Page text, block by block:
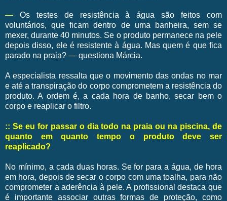
— Os testes de resistência à água são feitos com
voluntários, que ficam dentro de uma banheira, sem se
mexer, durante 40 minutos. Se o produto permanece na pele
depois disso, ele é resistente à água. Mas quem é que fica
parado na praia? — questiona Márcia.
A especialista ressalta que o movimento das ondas no mar
e até a transpiração do corpo comprometem a resistência do
produto. A ordem é, a cada hora de banho, secar bem o
corpo e reaplicar o filtro.
:: Se eu for passar o dia todo na praia ou na piscina, de
quanto em quanto tempo o produto deve ser
reaplicado?
No mínimo, a cada duas horas. Se for para a água, de hora
em hora, depois de secar o corpo com uma toalha, para não
comprometer a aderência à pele. A profissional destaca que
é importante associar outras formas de proteção, como